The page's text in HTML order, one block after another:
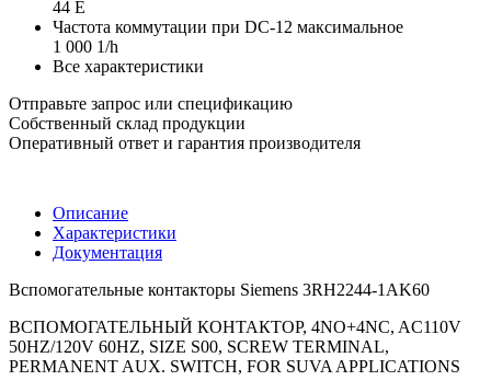
44 E
Частота коммутации при DC-12 максимальное
1 000 1/h
Все характеристики
Отправьте запрос или спецификацию
Собственный склад продукции
Оперативный ответ и гарантия производителя
Описание
Характеристики
Документация
Вспомогательные контакторы Siemens 3RH2244-1AK60
ВСПОМОГАТЕЛЬНЫЙ КОНТАКТОР, 4NO+4NC, AC110V
50HZ/120V 60HZ, SIZE S00, SCREW TERMINAL,
PERMANENT AUX. SWITCH, FOR SUVA APPLICATIONS